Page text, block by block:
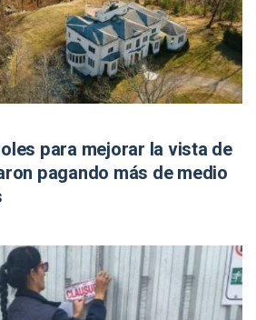
para mejorar la vista de
pagando más de medio